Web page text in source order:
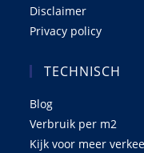
Disclaimer
Privacy policy
TECHNISCH
Blog
Verbruik per m2
Kijk voor meer